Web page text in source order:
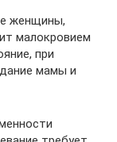
женщины,
малокровием
при
мамы и